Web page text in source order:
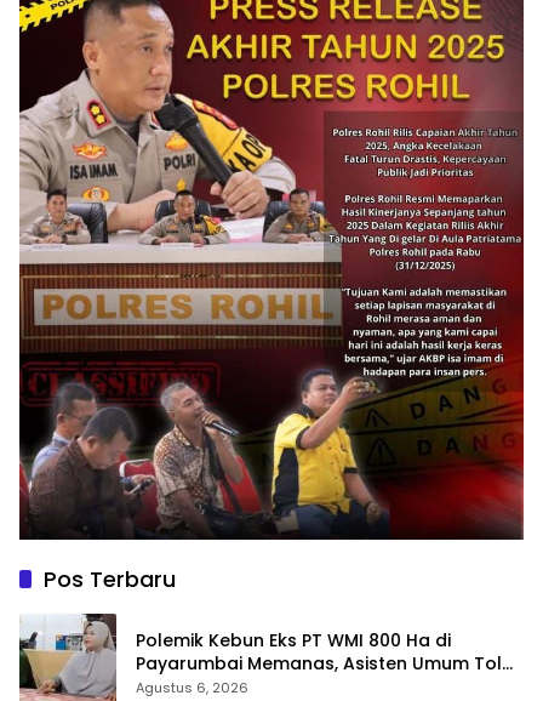
Pos Terbaru
Polemik Kebun Eks PT WMI 800 Ha di
Payarumbai Memanas, Asisten Umum Tolak
Dikelola Agrinas dan Tantang Presiden
Agustus 6, 2026